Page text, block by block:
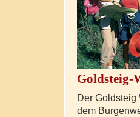
Goldsteig-
Der Goldsteig
dem